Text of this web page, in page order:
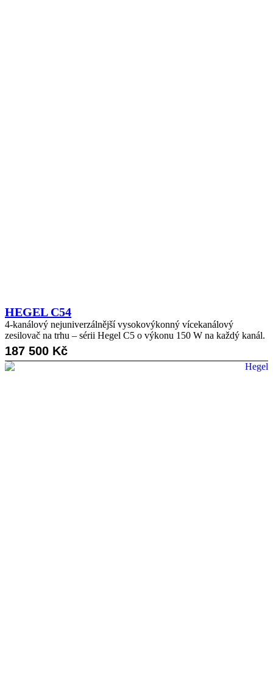
HEGEL C54
4-kanálový nejuniverzálnější vysokovýkonný vícekanálový
zesilovač na trhu – sérii Hegel C5 o výkonu 150 W na každý kanál.
187 500 Kč